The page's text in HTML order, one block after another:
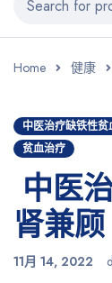
Home 健康
中医治疗缺铁性贫
贫血治疗
中医
肾兼顾
11月 14, 2022